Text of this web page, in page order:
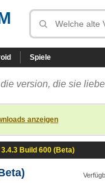
Spiele
version, die sie
anzeigen
Build 600 (Beta)